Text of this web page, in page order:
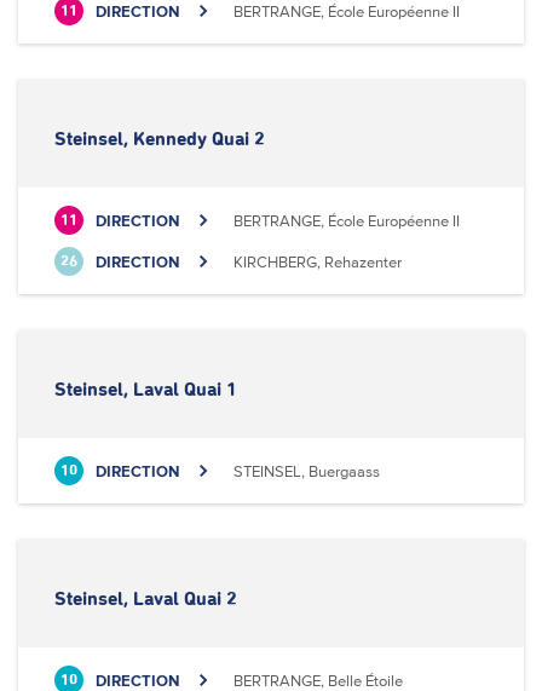
11 DIRECTION BERTRANGE, École Européenne II
Steinsel, Kennedy Quai 2
11 DIRECTION BERTRANGE, École Européenne II
26 DIRECTION KIRCHBERG, Rehazenter
Steinsel, Laval Quai 1
10 DIRECTION STEINSEL, Buergaass
Steinsel, Laval Quai 2
10 DIRECTION BERTRANGE, Belle Étoile